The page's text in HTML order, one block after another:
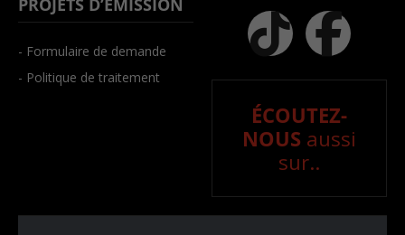
- Formulaire de demande
- Politique de traitement
ÉCOUTEZ-
NOUS aussi
sur..